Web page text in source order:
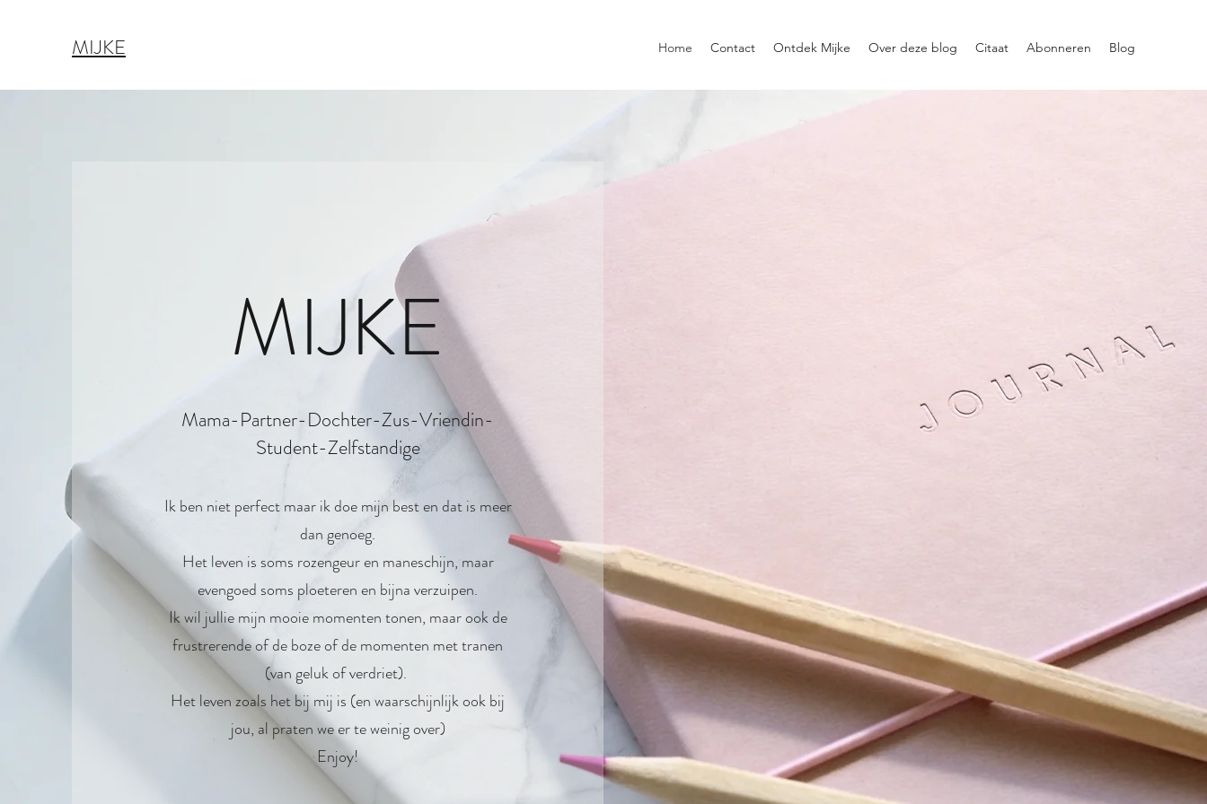
MIJKE Home Contact Ontdek Mijke Over deze blog Citaat Abonneren Blog
MIJKE
Mama-Partner-Dochter-Zus-Vriendin-
Student-Zelfstandige
Ik ben niet perfect maar ik doe mijn best en dat is meer
dan genoeg.
Het leven is soms rozengeur en maneschijn, maar
evengoed soms ploeteren en bijna verzuipen.
Ik wil jullie mijn mooie momenten tonen, maar ook de
frustrerende of de boze of de momenten met tranen
(van geluk of verdriet).
Het leven zoals het bij mij is (en waarschijnlijk ook bij
jou, al praten we er te weinig over)
Enjoy!